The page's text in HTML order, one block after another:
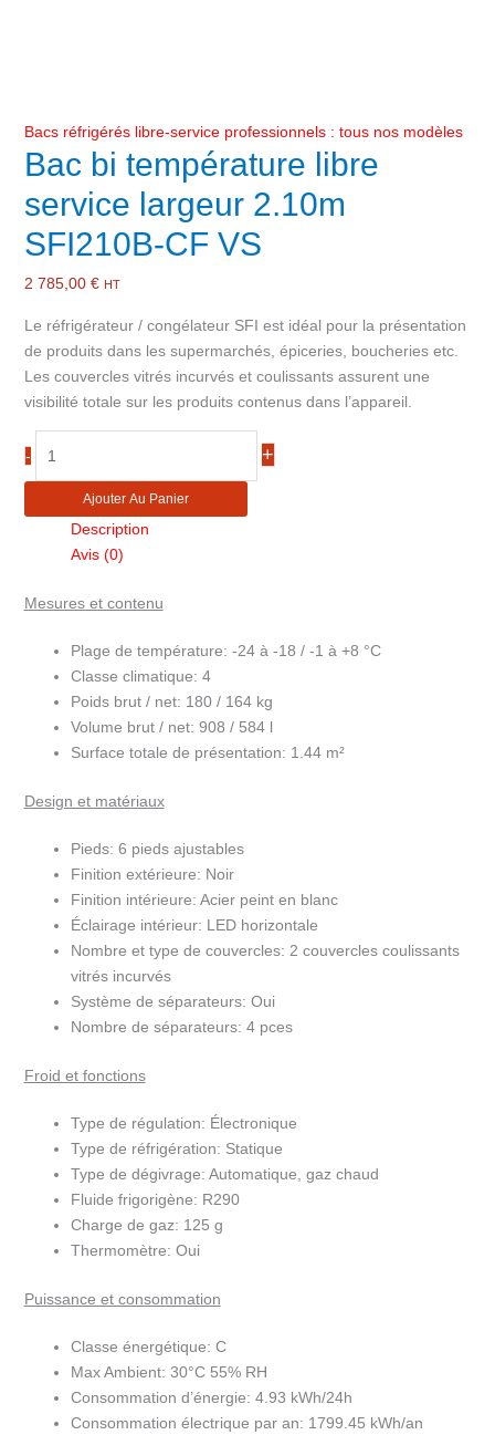
Bacs réfrigérés libre-service professionnels : tous nos modèles
Bac bi température libre
service largeur 2.10m
SFI210B-CF VS
2 785,00 € HT
Le réfrigérateur / congélateur SFI est idéal pour la présentation
de produits dans les supermarchés, épiceries, boucheries etc.
Les couvercles vitrés incurvés et coulissants assurent une
visibilité totale sur les produits contenus dans l’appareil.
-
de
bi
température
service
2.10m
SFI210B-
+
Ajouter Au Panier
Description
Avis (0)
Mesures et contenu
Plage de température: -24 à -18 / -1 à +8 °C
Classe climatique: 4
Poids brut / net: 180 / 164 kg
Volume brut / net: 908 / 584 l
Surface totale de présentation: 1.44 m²
Design et matériaux
Pieds: 6 pieds ajustables
Finition extérieure: Noir
Finition intérieure: Acier peint en blanc
Éclairage intérieur: LED horizontale
Nombre et type de couvercles: 2 couvercles coulissants
vitrés incurvés
Système de séparateurs: Oui
Nombre de séparateurs: 4 pces
Froid et fonctions
Type de régulation: Électronique
Type de réfrigération: Statique
Type de dégivrage: Automatique, gaz chaud
Fluide frigorigène: R290
Charge de gaz: 125 g
Thermomètre: Oui
Puissance et consommation
Classe énergétique: C
Max Ambient: 30°C 55% RH
Consommation d’énergie: 4.93 kWh/24h
Consommation électrique par an: 1799.45 kWh/an